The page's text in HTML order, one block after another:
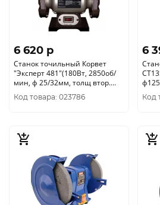
6 620 p
Станок точильный Корвет
"Эксперт 481"(180Вт, 2850об/
мин, ф 25/32мм, толщ втор.
круга16мм) Энкор 94810
Код товара: 023786
6
Код